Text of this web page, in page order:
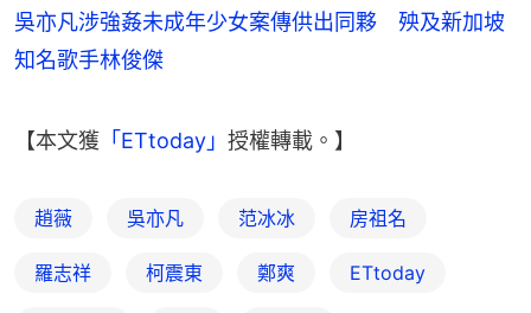
吳亦凡涉強姦未成年少女案傳供出同夥 殃及新加坡
知名歌手林俊傑
【本文獲 「ETtoday」 授權轉載。】
趙薇 吳亦凡 范冰冰 房祖名
羅志祥 柯震東 鄭爽 ETtoday